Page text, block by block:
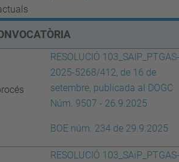
RESOLUCIÓ 103_SAIP_PTGAS-
2025-5268/412, de 16 de
setembre, publicada al DOGC
Núm. 9507 - 26.9.2025
BOE núm. 234 de 29.9.2025
RESOLUCIÓ 103_SAiP_PTGAS-